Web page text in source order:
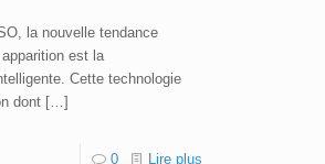
la nouvelle tendance
est la
Cette technologie
dont[…]
0 Lire plus